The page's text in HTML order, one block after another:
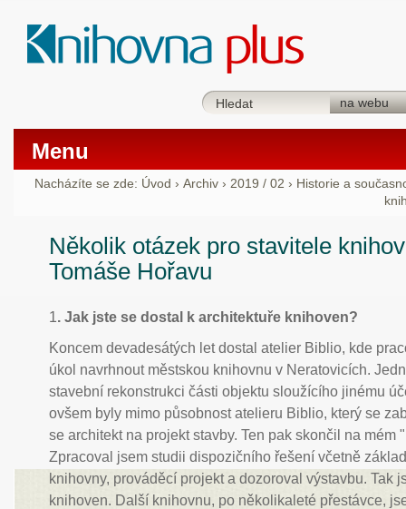
Menu
Nacházíte se zde: Úvod › Archiv › 2019 / 02 › Historie a
Několik otázek pro stavitele
Tomáše Hořavu
1. Jak jste se dostal k architektuře knihoven?
Koncem devadesátých let dostal atelier Biblio, kde
úkol navrhnout městskou knihovnu v Neratovicích.
stavební rekonstrukci části objektu sloužícího jinému
ovšem byly mimo působnost atelieru Biblio, který se
se architekt na projekt stavby. Ten pak skončil na mém
Zpracoval jsem studii dispozičního řešení včetně
knihovny, prováděcí projekt a dozoroval výstavbu. Tak
knihoven. Další knihovnu, po několikaleté přestávce,